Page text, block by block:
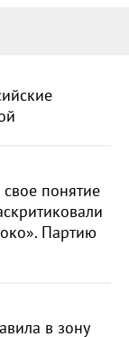
понятие
Партию
в зону